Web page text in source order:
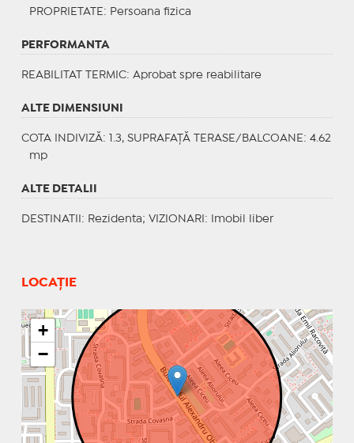
PROPRIETATE : Persoana fizica
PERFORMANTA
REABILITAT TERMIC: Aprobat spre reabilitare
ALTE DIMENSIUNI
COTA INDIVIZĂ: 1.3, SUPRAFAȚĂ TERASE/BALCOANE: 4.62
mp
ALTE DETALII
DESTINATII : Rezidenta; VIZIONARI : Imobil liber
LOCAȚIE
+
−